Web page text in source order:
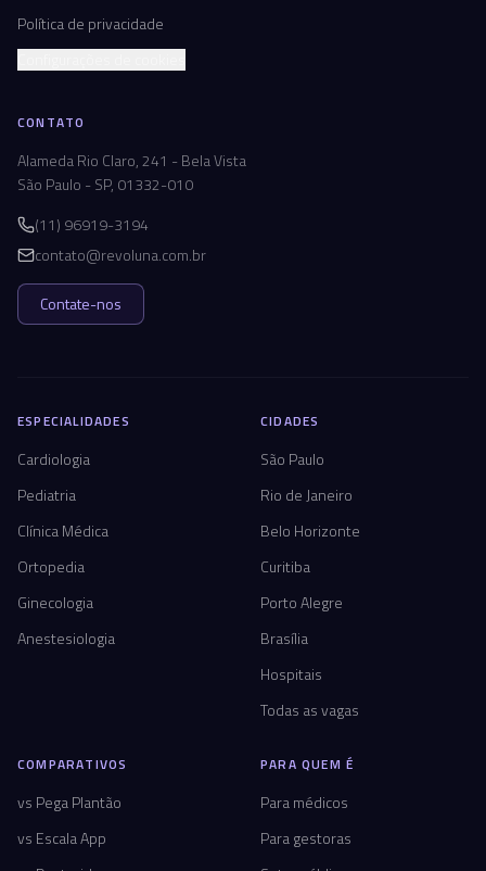
Política de privacidade
CONTATO
Alameda Rio Claro, 241 - Bela Vista
São Paulo - SP, 01332-010
(11) 96919-3194
contato@revoluna.com.br
Contate-nos
ESPECIALIDADES
Cardiologia
Pediatria
Clínica Médica
Ortopedia
Ginecologia
Anestesiologia
CIDADES
São Paulo
Rio de Janeiro
Belo Horizonte
Curitiba
Porto Alegre
Brasília
Hospitais
Todas as vagas
COMPARATIVOS
vs Pega Plantão
vs Escala App
PARA QUEM É
Para médicos
Para gestoras